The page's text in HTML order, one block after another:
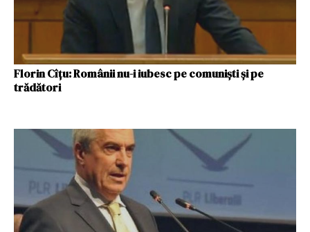
Florin Cîțu: Românii nu-i iubesc pe comuniști și pe
trădători